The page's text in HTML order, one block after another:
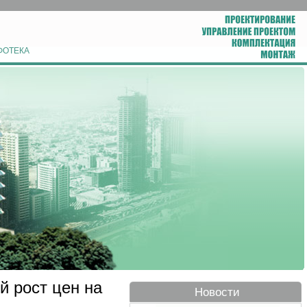
рост цен на Новости